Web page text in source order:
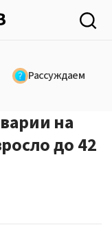
Рассуждаем
на
до 42